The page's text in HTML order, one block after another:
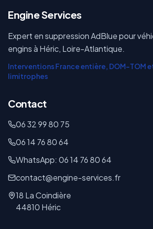
Engine Services
Expert en suppression AdBlue pour
engins à Héric, Loire-Atlantique.
Interventions France entière, DOM-TOM
limitrophes
Contact
06 32 99 80 75
06 14 76 80 64
WhatsApp: 06 14 76 80 64
contact@engine-services.fr
18 La Coindière
44810 Héric